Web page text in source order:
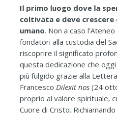
Il primo luogo dove la
coltivata e deve crescere
umano. Non a caso
fondatori alla custodia del
riscoprire il significato
questa dedicazione che
più fulgido grazie alla
Francesco Dilexit nos (24
proprio al valore spirituale,
Cuore di Cristo.